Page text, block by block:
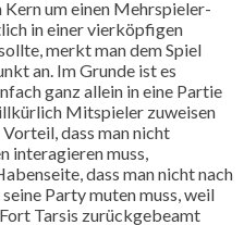
Kern um einen Mehrspieler-
in einer vierköpfigen
merkt man dem Spiel
an. Im Grunde ist es
ganz allein in eine Partie
Mitspieler zuweisen
Vorteil, dass man nicht
interagieren muss,
dass man nicht nach
Party muten muss, weil
Tarsis zurückgebeamt